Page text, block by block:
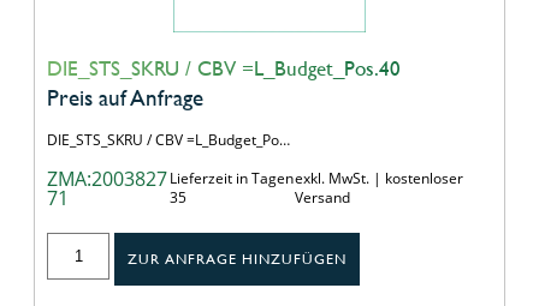
DIE_STS_SKRU / CBV =L_Budget_Pos.40
Preis auf Anfrage
DIE_STS_SKRU / CBV =L_Budget_Po…
ZMA:2003827
71
Lieferzeit in Tagen
35
exkl. MwSt. | kostenloser
Versand
ZUR ANFRAGE HINZUFÜGEN